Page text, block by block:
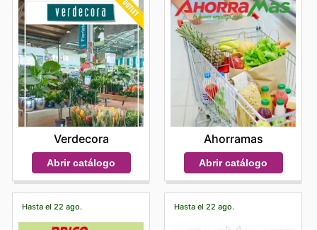
Verdecora
Abrir catálogo
Ahorramas
Abrir catálogo
Hasta el 22 ago. Hasta el 22 ago.